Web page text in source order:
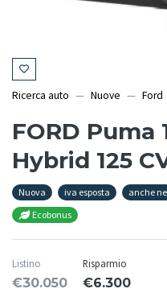
Ricerca auto Nuove Ford
FORD Puma
Hybrid 125
Nuova iva esposta anche
Ecobonus
Listino
€30.050
Risparmio
€6.300